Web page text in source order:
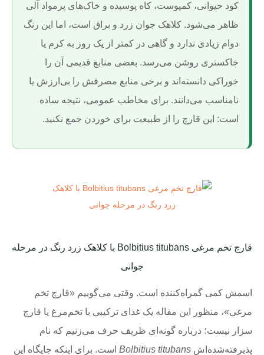
کود حیوانی، کمپوست، کاه پوسیده و خاک‌های پرمواد آلی
ظاهر می‌شود. کلاهک جوان زرد و براق است، اما این رنگ
دوام زیادی ندارد و گاهی در کمتر از یک روز به کرم یا
خاکستری روشن می‌رسد. بعضی منابع قدیمی آن را
خوراکی دانسته‌اند و برخی منابع مصرفش را بی‌ارزش یا
نامناسب می‌دانند. برای مخاطب عمومی، نتیجه ساده
است: این قارچ را از طبیعت برای خوردن جمع نکنید.
قارچ تخم مرغی Bolbitius titubans با کلاهک زرد رنگ در مرحله
جوانی
اسمش کمی گمراه‌کننده است. وقتی می‌گوییم «قارچ تخم
مرغی»، منظور این مقاله یک غذای ترکیبی با تخم‌مرغ یا قارچ
سزار نیست؛ درباره گونه‌ای ظریف حرف می‌زنیم که نام
پذیرفته‌شده‌اش Bolbitius titubans است. برای اینکه جایگاه این